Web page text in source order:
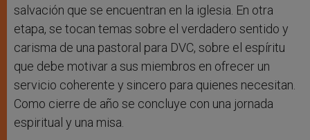
salvación que se encuentran en la iglesia. En otra
etapa, se tocan temas sobre el verdadero sentido y
carisma de una pastoral para DVC, sobre el espíritu
que debe motivar a sus miembros en ofrecer un
servicio coherente y sincero para quienes necesitan.
Como cierre de año se concluye con una jornada
espiritual y una misa.